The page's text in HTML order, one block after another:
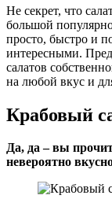
Не секрет, что
большой
просто, быстро и
интересными.
салатов
на любой вкус и
Крабовый
Да, да – вы
невероятно